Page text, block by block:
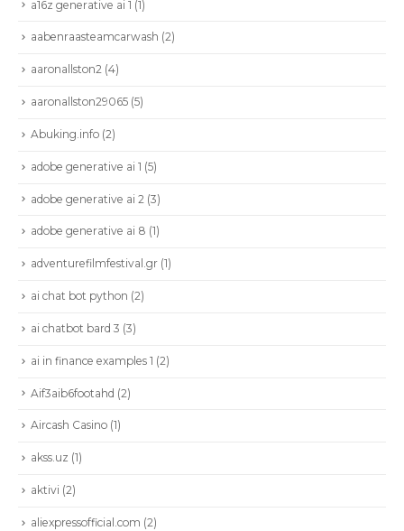
a16z generative ai 1 (1)
aabenraasteamcarwash (2)
aaronallston2 (4)
aaronallston29065 (5)
Abuking.info (2)
adobe generative ai 1 (5)
adobe generative ai 2 (3)
adobe generative ai 8 (1)
adventurefilmfestival.gr (1)
ai chat bot python (2)
ai chatbot bard 3 (3)
ai in finance examples 1 (2)
Aif3aib6footahd (2)
Aircash Casino (1)
akss.uz (1)
aktivi (2)
aliexpressofficial.com (2)